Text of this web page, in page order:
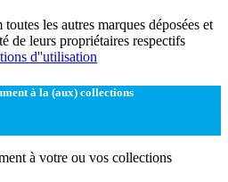
les autres marques déposées et
de leurs propriétaires respectifs
d''utilisation
à la (aux) collections
à votre ou vos collections